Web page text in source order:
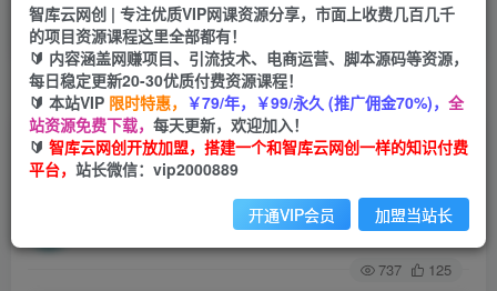
网赚网创 项目
365天稳定跟新
APP下载
GO
首页 创业课程 会员专属 正文
（7596期）长久副业，轻松上手，每天花一个小
时发营销邮件月入10000+
关注 私信
737 125
智库云网创 | 专注优质VIP网课资源分享，市面上收费几百几千
的项目资源课程这里全部都有！
🔰 内容涵盖网赚项目、引流技术、电商运营、脚本源码等资源，
每日稳定更新20-30优质付费资源课程！
🔰 本站VIP 限时特惠， ￥79/年，￥99/永久 (推广佣金70%)， 全
站资源免费下载， 每天更新，欢迎加入！
🔰 智库云网创开放加盟，搭建一个和智库云网创一样的知识付费
平台， 站长微信：vip2000889
开通VIP会员 加盟当站长